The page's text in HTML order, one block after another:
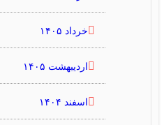
خرداد ۱۴۰۵
اردیبهشت ۱۴۰۵
اسفند ۱۴۰۴